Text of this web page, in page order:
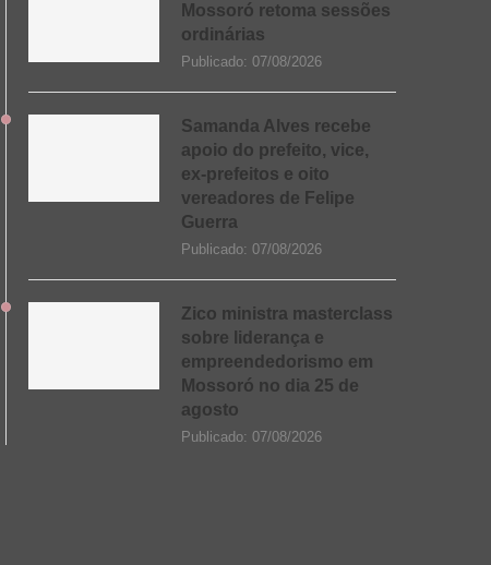
Mossoró retoma sessões
ordinárias
Publicado: 07/08/2026
Samanda Alves recebe
apoio do prefeito, vice,
ex-prefeitos e oito
vereadores de Felipe
Guerra
Publicado: 07/08/2026
Zico ministra masterclass
sobre liderança e
empreendedorismo em
Mossoró no dia 25 de
agosto
Publicado: 07/08/2026